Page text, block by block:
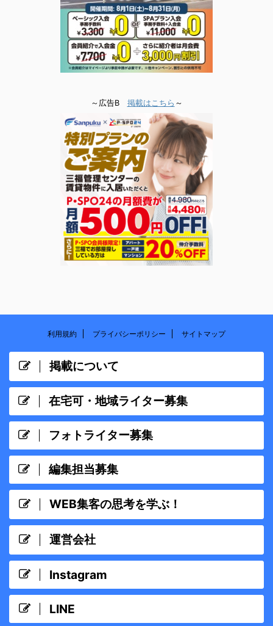
～広告B 掲載はこちら ～
利用規約 プライバシーポリシー サイトマップ
掲載について
在宅可・地域ライター募集
フォトライター募集
編集担当募集
WEB集客の思考を学ぶ！
運営会社
Instagram
LINE